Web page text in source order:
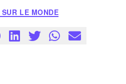
droits
des
à
l’ère
Catégories
LE MONDE